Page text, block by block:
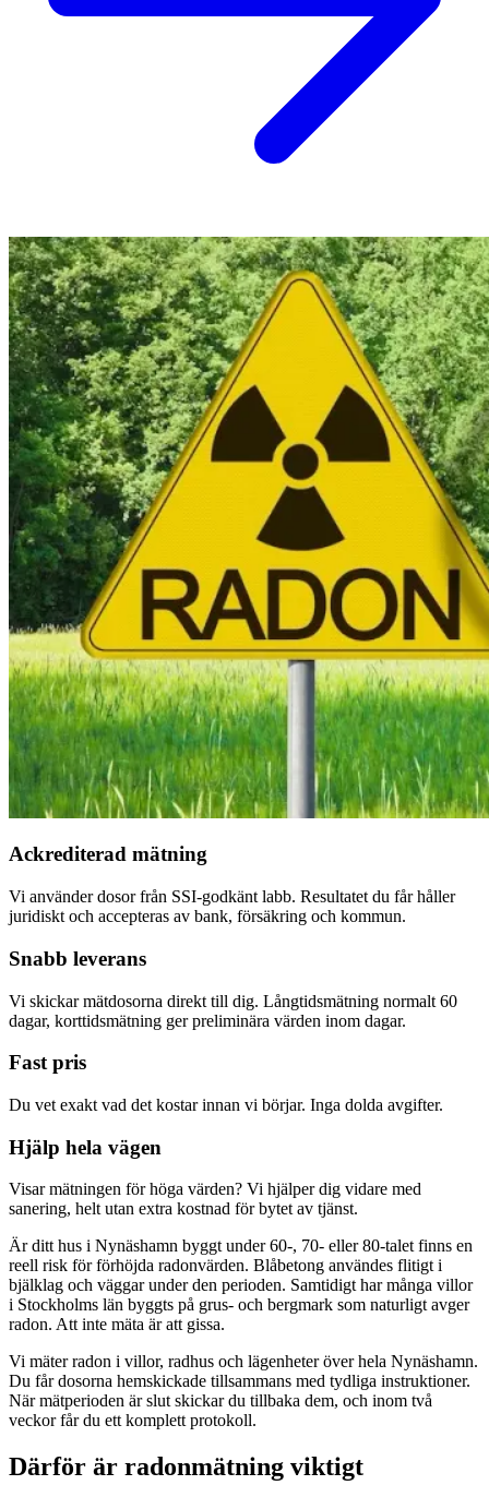
Ackrediterad mätning
Vi använder dosor från SSI-godkänt labb. Resultatet du får håller
juridiskt och accepteras av bank, försäkring och kommun.
Snabb leverans
Vi skickar mätdosorna direkt till dig. Långtidsmätning normalt 60
dagar, korttidsmätning ger preliminära värden inom dagar.
Fast pris
Du vet exakt vad det kostar innan vi börjar. Inga dolda avgifter.
Hjälp hela vägen
Visar mätningen för höga värden? Vi hjälper dig vidare med
sanering, helt utan extra kostnad för bytet av tjänst.
Är ditt hus i Nynäshamn byggt under 60-, 70- eller 80-talet finns en
reell risk för förhöjda radonvärden. Blåbetong användes flitigt i
bjälklag och väggar under den perioden. Samtidigt har många villor
i Stockholms län byggts på grus- och bergmark som naturligt avger
radon. Att inte mäta är att gissa.
Vi mäter radon i villor, radhus och lägenheter över hela Nynäshamn.
Du får dosorna hemskickade tillsammans med tydliga instruktioner.
När mätperioden är slut skickar du tillbaka dem, och inom två
veckor får du ett komplett protokoll.
Därför är radonmätning viktigt